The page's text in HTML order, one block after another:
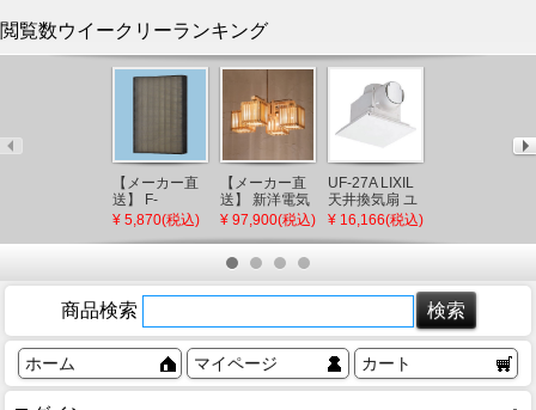
閲覧数ウイークリーランキング
【メーカー直
送】 F-
ZSLP40 パナ
ソニック 天井
埋込形空気清
ィルター
¥ 5,870(税込)
【メーカー直
送】 新洋電気
冊 和風ペンダ
ントライト 白
熱灯 AP882 和
室 照明 強化和
紙 おしゃれ 日
本製 国産 木製
¥ 97,900(税込)
UF-27A LIXIL
天井換気扇 ユ
ニットバス用
(UF-23A 後継
品)
¥ 16,166(税込)
XAD1104LCB1
球色 調光 拡散
商品検索
ホーム マイページ カート